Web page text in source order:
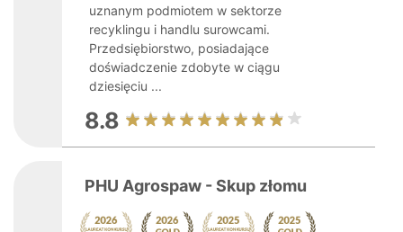
uznanym podmiotem w sektorze
recyklingu i handlu surowcami.
Przedsiębiorstwo, posiadające
doświadczenie zdobyte w ciągu
dziesięciu ...
8.8
PHU Agrospaw - Skup złomu